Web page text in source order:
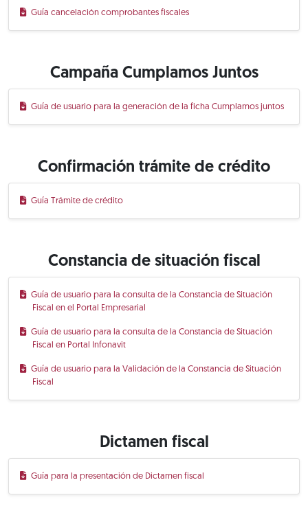
Guía cancelación comprobantes fiscales
Campaña Cumplamos Juntos
Guía de usuario para la generación de la ficha Cumplamos juntos
Confirmación trámite de crédito
Guía Trámite de crédito
Constancia de situación fiscal
Guía de usuario para la consulta de la Constancia de Situación
Fiscal en el Portal Empresarial
Guía de usuario para la consulta de la Constancia de Situación
Fiscal en Portal Infonavit
Guía de usuario para la Validación de la Constancia de Situación
Fiscal
Dictamen fiscal
Guía para la presentación de Dictamen fiscal